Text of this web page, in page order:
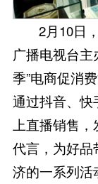
2月10日
广播电视台主
季”电商促消
通过抖音、
上直播销售
代言，为好
济的一系列活